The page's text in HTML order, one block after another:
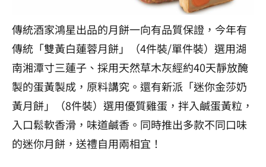
傳統酒家鴻星出品的月餅一向有品質保證，今年有
傳統「雙黃白蓮蓉月餅」（4件裝/單件裝）選用湖
南湘潭寸三蓮子、採用天然草木灰經約40天靜放醃
製的蛋黃製成，原料講究。還有新派「迷你金莎奶
黃月餅」（8件裝）選用優質雞蛋，拌入鹹蛋黃粒，
入口鬆軟香滑，味道鹹香。同時推出多款不同口味
的迷你月餅，送禮自用兩相宜！